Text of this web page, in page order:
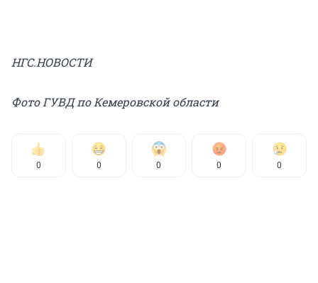
НГС.НОВОСТИ
Фото ГУВД по Кемеровской области
0 0 0 0 0